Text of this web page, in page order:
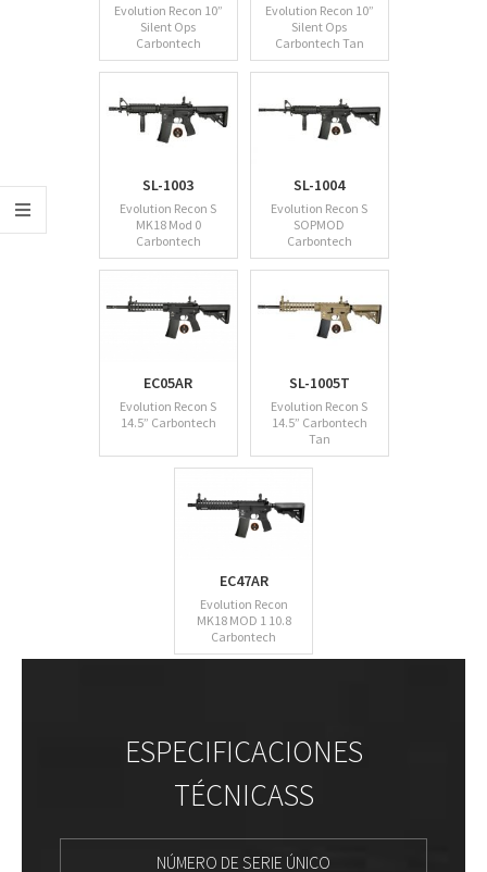
Evolution Recon 10”
Silent Ops
Carbontech
Evolution Recon 10”
Silent Ops
Carbontech Tan
SL-1003
Evolution Recon S
MK18 Mod 0
Carbontech
SL-1004
Evolution Recon S
SOPMOD
Carbontech
EC05AR
Evolution Recon S
14.5” Carbontech
SL-1005T
Evolution Recon S
14.5” Carbontech
Tan
EC47AR
Evolution Recon
MK18 MOD 1 10.8
Carbontech
ESPECIFICACIONES
TÉCNICASS
NÚMERO DE SERIE ÚNICO